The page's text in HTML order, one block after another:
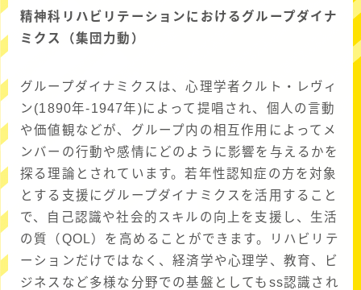
精神科リハビリテーションにおけるグループダイナ
ミクス（集団力動）
グループダイナミクスは、心理学者クルト・レヴィ
ン(1890年-1947年)によって提唱され、個人の言動
や価値観などが、グループ内の相互作用によってメ
ンバーの行動や感情にどのように影響を与えるかを
探る理論とされています。若年性認知症の方を対象
とする支援にグループダイナミクスを活用すること
で、自己認識や社会的スキルの向上を支援し、生活
の質（QOL）を高めることができます。リハビリテ
ーションだけではなく、経済学や心理学、教育、ビ
ジネスなど多様な分野での基盤としてもss認識され